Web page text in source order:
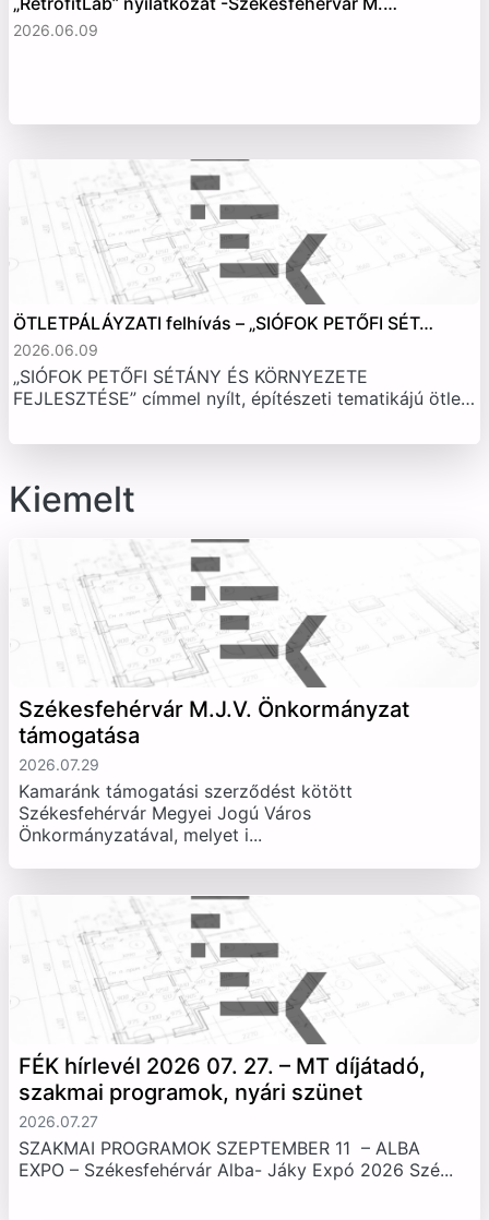
2026.06.09
ÖTLETPÁLÁYZATI felhívás – „SIÓFOK PETŐFI SÉT…
2026.06.09
„SIÓFOK PETŐFI SÉTÁNY ÉS KÖRNYEZETE
FEJLESZTÉSE” címmel nyílt, építészeti tematikájú ötle…
Kiemelt
Székesfehérvár M.J.V. Önkormányzat
támogatása
2026.07.29
Kamaránk támogatási szerződést kötött
Székesfehérvár Megyei Jogú Város
Önkormányzatával, melyet i...
FÉK hírlevél 2026 07. 27. – MT díjátadó,
szakmai programok, nyári szünet
2026.07.27
SZAKMAI PROGRAMOK SZEPTEMBER 11 – ALBA
EXPO – Székesfehérvár Alba- Jáky Expó 2026 Szé...